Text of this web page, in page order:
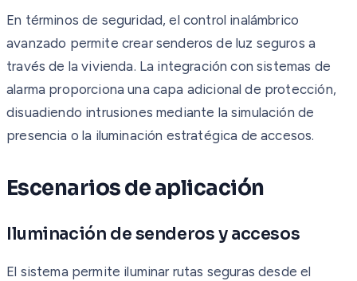
En términos de seguridad, el control inalámbrico
avanzado permite crear senderos de luz seguros a
través de la vivienda. La integración con sistemas de
alarma proporciona una capa adicional de protección,
disuadiendo intrusiones mediante la simulación de
presencia o la iluminación estratégica de accesos.
Escenarios de aplicación
Iluminación de senderos y accesos
El sistema permite iluminar rutas seguras desde el